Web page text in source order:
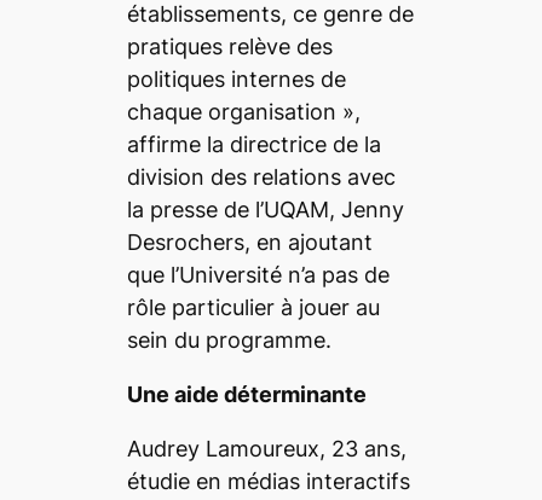
établissements, ce genre de
pratiques relève des
politiques internes de
chaque organisation »,
affirme la directrice de la
division des relations avec
la presse de l’UQAM, Jenny
Desrochers, en ajoutant
que l’Université n’a pas de
rôle particulier à jouer au
sein du programme.
Une aide déterminante
Audrey Lamoureux, 23 ans,
étudie en médias interactifs